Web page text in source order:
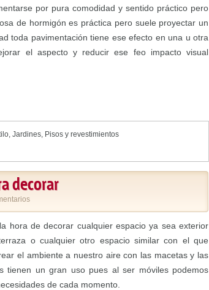
por pura comodidad y sentido práctico pero
de hormigón es práctica pero suele proyectar un
toda pavimentación tiene ese efecto en una u otra
el aspecto y reducir ese feo impacto visual
, Jardines, Pisos y revestimientos
decorar
hora de decorar cualquier espacio ya sea exterior
o cualquier otro espacio similar con el que
el ambiente a nuestro aire con las macetas y las
tienen un gran uso pues al ser móviles podemos
de cada momento.